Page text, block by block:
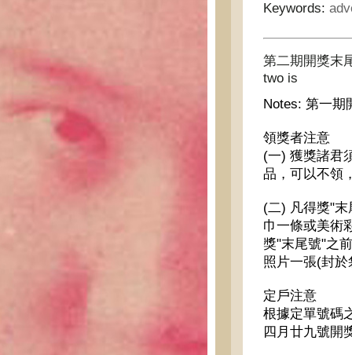
Keywords:
第二期開獎末
two is
Notes: 第一期
領獎者注意
(一) 獲獎諸君
品，可以不領
(二) 凡得獎"末
巾一條或美術
獎"末尾號"之
照片一張(封
定戶注意
根據定單號碼
四月廿九號開